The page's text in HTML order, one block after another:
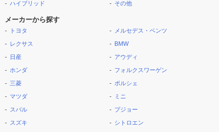
ハイブリッド
その他
メーカーから探す
トヨタ
レクサス
日産
ホンダ
三菱
マツダ
スバル
スズキ
メルセデス・ベンツ
BMW
アウディ
フォルクスワーゲン
ポルシェ
ミニ
プジョー
シトロエン